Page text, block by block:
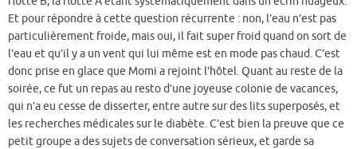
Et pour répondre à cette question récurrente : non, l’eau n’est pas
particulièrement froide, mais oui, il fait super froid quand on sort de
l’eau et qu’il y a un vent qui lui même est en mode pas chaud. C’est
donc prise en glace que Momi a rejoint l’hôtel. Quant au reste de la
soirée, ce fut un repas au resto d’une joyeuse colonie de vacances,
qui n’a eu cesse de disserter, entre autre sur des lits superposés, et
les recherches médicales sur le diabète. C’est bien la preuve que ce
petit groupe a des sujets de conversation sérieux, et garde sa